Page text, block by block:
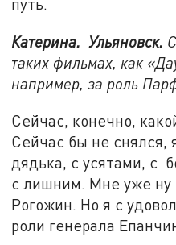
путь.
Катерина. Ульяновск.
таких фильмах, как
например, за роль
Сейчас, конечно,
Сейчас бы не снялся,
дядька, с усятами, с
с лишним. Мне уже ну
Рогожин. Но я с
роли генерала